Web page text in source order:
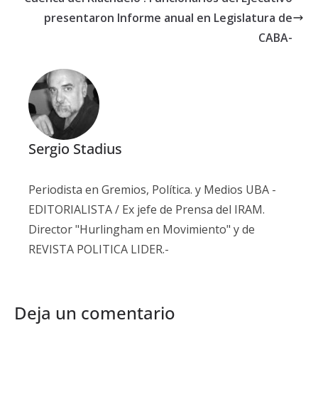
presentaron lnforme anual en Legislatura de
CABA-
Sergio Stadius
Periodista en Gremios, Política. y Medios UBA -
EDITORIALISTA / Ex jefe de Prensa del IRAM.
Director "Hurlingham en Movimiento" y de
REVISTA POLITICA LIDER.-
Deja un comentario